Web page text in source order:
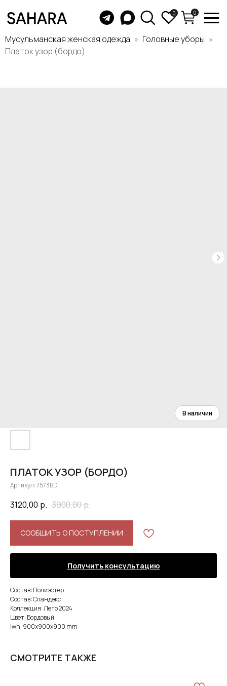
Мусульманская женская одежда
Головные уборы
Платок узор (бордо)
ПЛАТОК УЗОР (БОРДО)
Артикул:7573BD
3120,00 р. 3900,00р.
СООБЩИТЬ О ПОСТУПЛЕНИИ
Получить консультацию
Состав: Полиэстер
Состав: Спандекс
Коллекция: Лето 2024
Цвет: Бордовый
lwh: 900x900x900 mm
СМОТРИТЕ ТАКЖЕ